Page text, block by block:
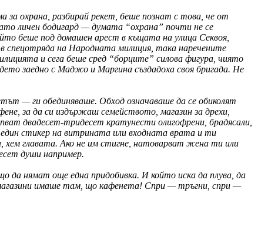
охрана, разбирай рекет, беше познат с това, че от
личен бодигард — думата “охрана” почти не се
беше под домашен арест в къщата на улица Секвоя,
спецотряда на Народната милиция, така наречените
и сега беше сред “борците” силова фигура, чиято
заедно с Маджо и Маргина създадоха своя бригада. Не
— ги обединяваше. Обход означаваше да се обиколят
за да си издържаш семейството, магазин за дрехи,
двадесет-тридесет кратунести олигофрени, брадясали,
стикер на витрината или входната врата и ти
хем главата. Ако не им стигне, натоварват жена ти или
души например.
да нямат още една придобивка. И който иска да плува, да
имаше там, що кафенета! Спри — тръгни, спри —